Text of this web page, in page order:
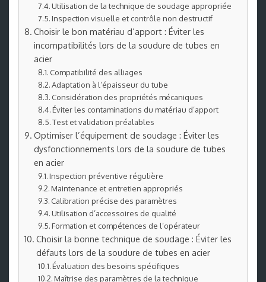
Utilisation de la technique de soudage appropriée
Inspection visuelle et contrôle non destructif
Choisir le bon matériau d’apport : Éviter les
incompatibilités lors de la soudure de tubes en
acier
Compatibilité des alliages
Adaptation à l’épaisseur du tube
Considération des propriétés mécaniques
Éviter les contaminations du matériau d’apport
Test et validation préalables
Optimiser l’équipement de soudage : Éviter les
dysfonctionnements lors de la soudure de tubes
en acier
Inspection préventive régulière
Maintenance et entretien appropriés
Calibration précise des paramètres
Utilisation d’accessoires de qualité
Formation et compétences de l’opérateur
Choisir la bonne technique de soudage : Éviter les
défauts lors de la soudure de tubes en acier
Évaluation des besoins spécifiques
Maîtrise des paramètres de la technique